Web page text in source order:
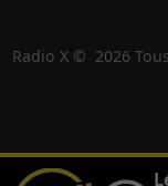
Radio X © 2026